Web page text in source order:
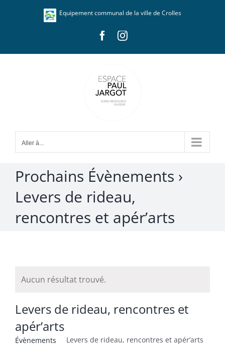
Equipement communal de la ville de Crolles
FacebookInstagram
Aller à...
Prochains Évènements ›
Levers de rideau,
rencontres et apér’arts
Aucun résultat trouvé.
Levers de rideau, rencontres et
apér’arts
Évènements Levers de rideau, rencontres et apér’arts
Panneau de gestion des cookies